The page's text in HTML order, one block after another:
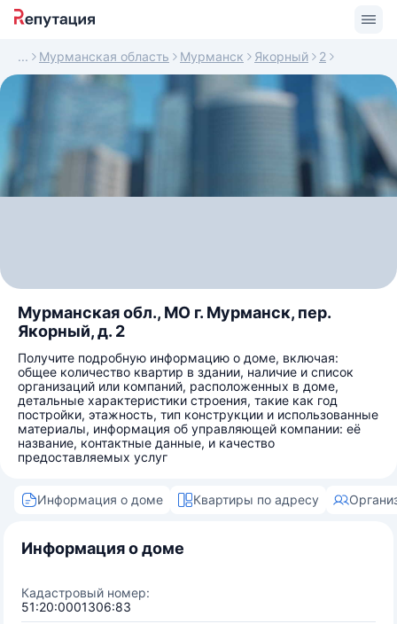
Мурманская область Мурманск Якорный 2
Мурманская обл., МО г. Мурманск, пер.
Якорный, д. 2
Получите подробную информацию о доме, включая:
общее количество квартир в здании, наличие и список
организаций или компаний, расположенных в доме,
детальные характеристики строения, такие как год
постройки, этажность, тип конструкции и использованные
материалы, информация об управляющей компании: её
название, контактные данные, и качество
предоставляемых услуг
Информация о доме Квартиры по адресу
Информация о доме
Кадастровый номер:
51:20:0001306:83